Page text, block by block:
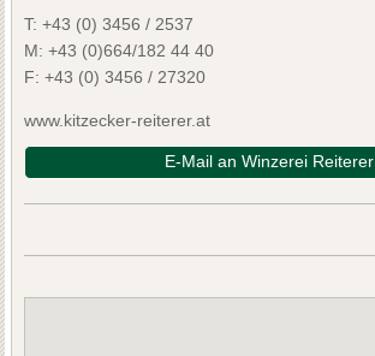
T: +43 (0) 3456 / 2537
M: +43 (0)664/182 44 40
F: +43 (0) 3456 / 27320
www.kitzecker-reiterer.at
E-Mail an Winzerei Reiterer